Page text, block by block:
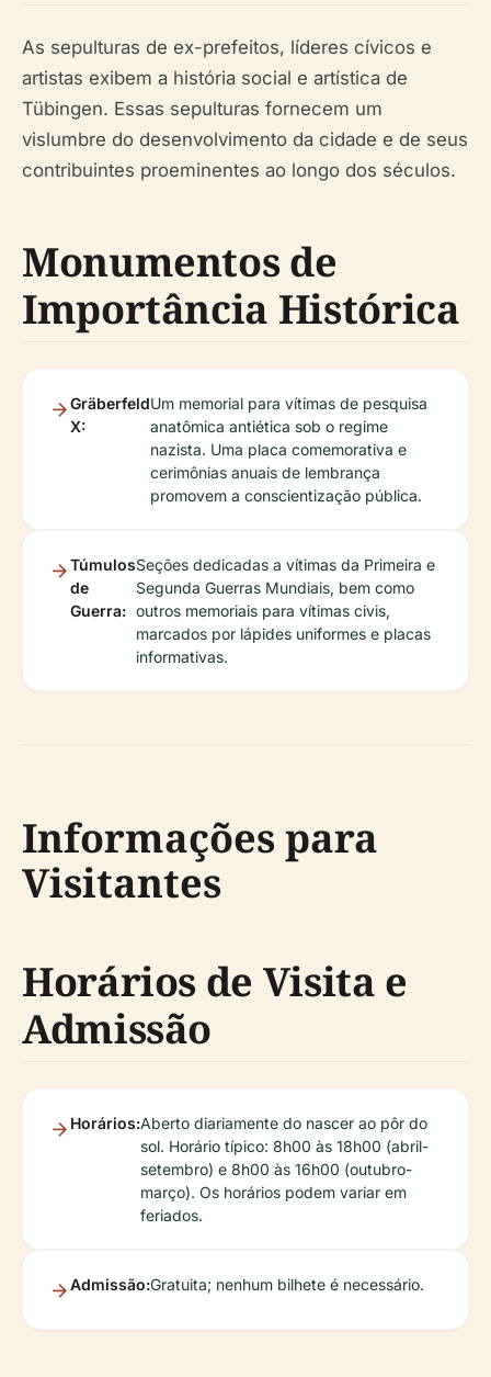
As sepulturas de ex-prefeitos, líderes cívicos e
artistas exibem a história social e artística de
Tübingen. Essas sepulturas fornecem um
vislumbre do desenvolvimento da cidade e de seus
contribuintes proeminentes ao longo dos séculos.
Monumentos de
Importância Histórica
Gräberfeld
X:
Um memorial para vítimas de pesquisa
anatômica antiética sob o regime
nazista. Uma placa comemorativa e
cerimônias anuais de lembrança
promovem a conscientização pública.
Túmulos
de
Guerra:
Seções dedicadas a vítimas da Primeira e
Segunda Guerras Mundiais, bem como
outros memoriais para vítimas civis,
marcados por lápides uniformes e placas
informativas.
Informações para
Visitantes
Horários de Visita e
Admissão
Horários:Aberto diariamente do nascer ao pôr do
sol. Horário típico: 8h00 às 18h00 (abril-
setembro) e 8h00 às 16h00 (outubro-
março). Os horários podem variar em
feriados.
Admissão:Gratuita; nenhum bilhete é necessário.